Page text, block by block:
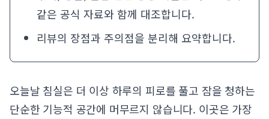
같은 공식 자료와 함께 대조합니다.
리뷰의 장점과 주의점을 분리해 요약합니다.
오늘날 침실은 더 이상 하루의 피로를 풀고 잠을 청하는
단순한 기능적 공간에 머무르지 않습니다. 이곳은 가장